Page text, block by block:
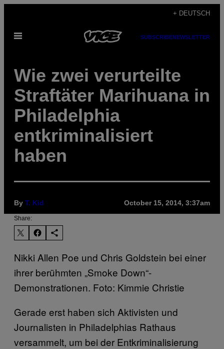
content
+ DEUTSCH
Open
SUBSCRIBENEWSLETTER
Wie zwei verurteilte
Straftäter Marihuana in
Philadelphia
entkriminalisiert
haben
By T. Kid October 15, 2014, 3:37am
Share:
Nikki Allen Poe und Chris Goldstein bei einer
ihrer berühmten „Smoke Down“-
Demonstrationen. Foto: Kimmie Christie
Gerade erst haben sich Aktivisten und
Journalisten in Philadelphias Rathaus
versammelt, um bei der Entkriminalisierung